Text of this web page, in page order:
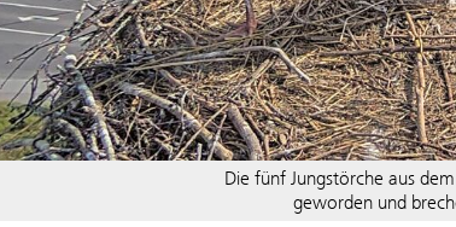
Die fünf Jungstörche aus
geworden und